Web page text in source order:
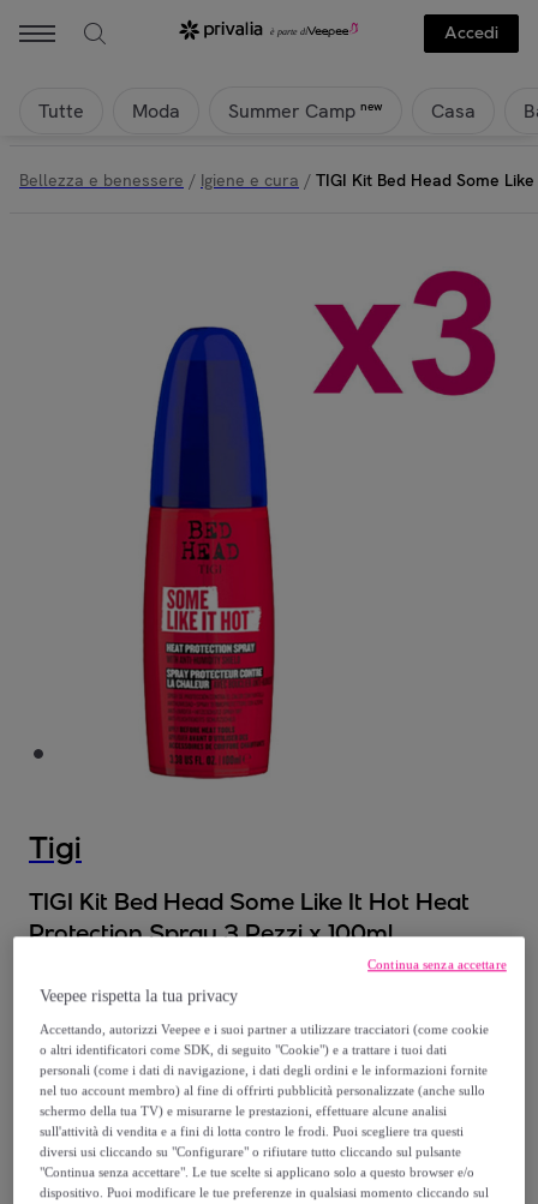
Accedi
Tutte Moda Summer Camp new Casa
Bellezza e benessere / Igiene e cura / TIGI Kit Bed Head Some
Tigi
TIGI Kit Bed Head Some Like It Hot Heat
Protection Spray 3 Pezzi x 100ml
TIGI Kit Bed Head Some Like It Hot
Heat Protection Spray 3 Pezzi x 100ml
23,90 €
82,80 €
-71%
Venduto daPENELOPE S.R.L.
Veepee rispetta la tua privacy
Accettando, autorizzi Veepee e i suoi partner a utilizzare tracciatori (come cookie
o altri identificatori come SDK, di seguito "Cookie") e a trattare i tuoi dati
personali (come i dati di navigazione, i dati degli ordini e le informazioni fornite
nel tuo account membro) al fine di offrirti pubblicità personalizzate (anche sullo
schermo della tua TV) e misurarne le prestazioni, effettuare alcune analisi
sull'attività di vendita e a fini di lotta contro le frodi. Puoi scegliere tra questi
diversi usi cliccando su "Configurare" o rifiutare tutto cliccando sul pulsante
"Continua senza accettare". Le tue scelte si applicano solo a questo browser e/o
dispositivo. Puoi modificare le tue preferenze in qualsiasi momento cliccando sul
Continua senza accettare